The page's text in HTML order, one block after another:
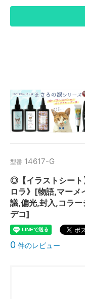
型番 14617-G
◎【イラストシート
ロラ》[物語,マーメ
議,偏光,封入,コラ
デコ]
0 件のレビュー